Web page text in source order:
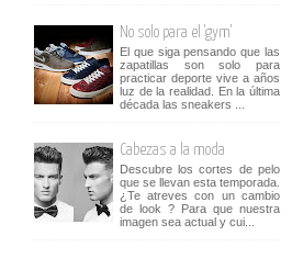
No solo para el 'gym'
El que siga pensando que las
zapatillas son solo para
practicar deporte vive a años
luz de la realidad. En la última
década las sneakers ...
Cabezas a la moda
Descubre los cortes de pelo
que se llevan esta temporada.
¿Te atreves con un cambio
de look ? Para que nuestra
imagen sea actual y cui...